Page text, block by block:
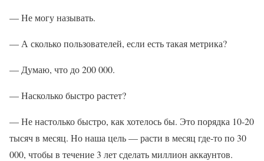
— Не могу называть.
— А сколько пользователей, если есть такая метрика?
— Думаю, что до 200 000.
— Насколько быстро растет?
— Не настолько быстро, как хотелось бы. Это порядка 10-20
тысяч в месяц. Но наша цель — расти в месяц где-то по 30
000, чтобы в течение 3 лет сделать миллион аккаунтов.